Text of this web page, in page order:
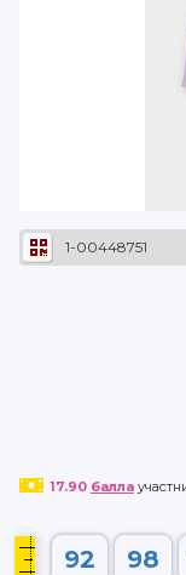
1-00448751
17.90 балла
92 98